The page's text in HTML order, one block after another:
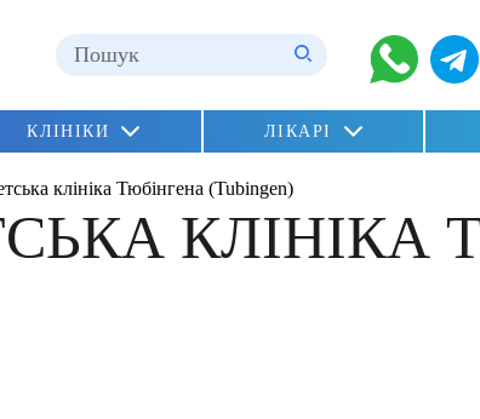
КЛІНІКИ ЛІКАРІ
клініка Тюбінгена (Tubingen)
КЛІНІКА